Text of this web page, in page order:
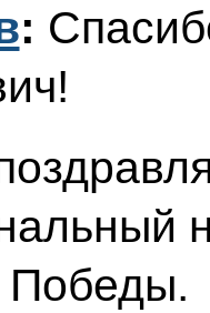
:
Победы.